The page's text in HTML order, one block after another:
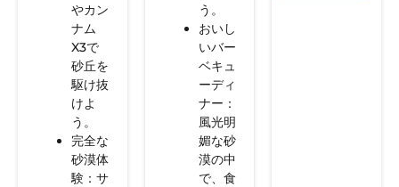
やカン
ナム
X3で
砂丘を
駆け抜
けよ
う。
完全な
砂漠体
験：サ
う。
おいし
いバー
ベキュ
ーディ
ナー：
風光明
媚な砂
漠の中
で、食